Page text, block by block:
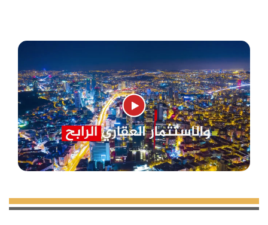
مشروع مجمع D102
يتربع المشروع على مساحة 9800 م 2، ويحتوي على 156 شقة
بنماذج عائلية فقط، 56 شقة بنظام 2+1، 48 شقة بنظام 3+1 و
52 شقة بنظام 4+1.
المشروع يحتوي على المساحات الداخلية الصافية الأكبر بين
مشاريع المنطقة كلها بالنسبة للشقق.
6500 م2 هي المساحة الخضراء في المشروع وتضم جلسات